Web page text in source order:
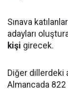
Sınava
adayları
kişi girecek.
Diğer dillerdeki
Almancada 822